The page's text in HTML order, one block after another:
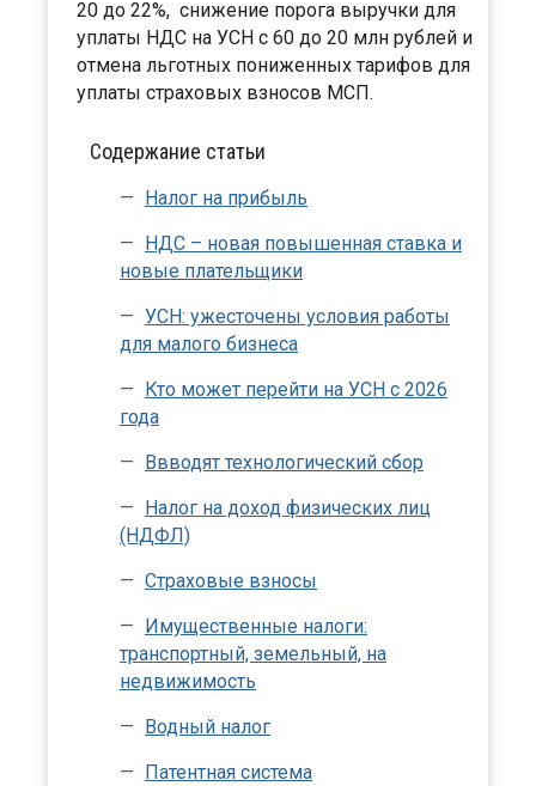
20 до 22%, снижение порога выручки для
уплаты НДС на УСН с 60 до 20 млн рублей и
отмена льготных пониженных тарифов для
уплаты страховых взносов МСП.
Содержание статьи
Налог на прибыль
НДС – новая повышенная ставка и
новые плательщики
УСН: ужесточены условия работы
для малого бизнеса
Кто может перейти на УСН с 2026
года
Ввводят технологический сбор
Налог на доход физических лиц
(НДФЛ)
Страховые взносы
Имущественные налоги:
транспортный, земельный, на
недвижимость
Водный налог
Патентная система